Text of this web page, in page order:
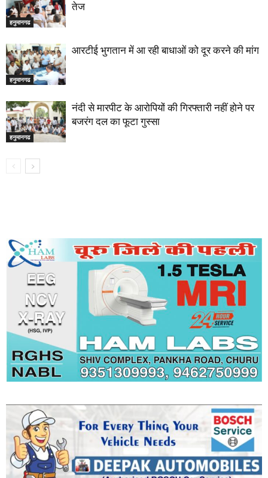
हनुमानगढ
तेज
हनुमानगढ
आरटीई भुगतान में आ रही बाधाओं को दूर करने की मांग
हनुमानगढ
नंदी से मारपीट के आरोपियों की गिरफ्तारी नहीं होने पर
बजरंग दल का फूटा गुस्सा